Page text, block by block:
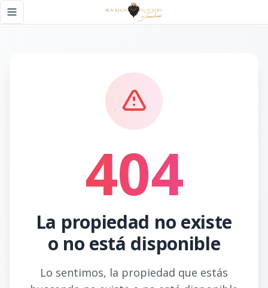
Toggle navigation menu
404
La propiedad no existe
o no está disponible
Lo sentimos, la propiedad que estás
Página no encontrada - Black Lion Properties